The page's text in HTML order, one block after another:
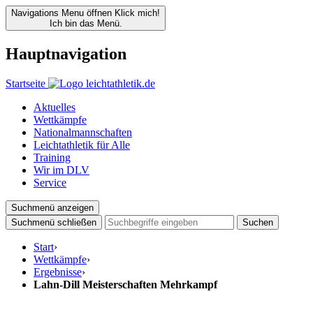
Navigations Menu öffnen Klick mich!
Ich bin das Menü.
Hauptnavigation
Startseite
Aktuelles
Wettkämpfe
Nationalmannschaften
Leichtathletik für Alle
Training
Wir im DLV
Service
Suchmenü anzeigen
Suchmenü schließen
Suchen
Start›
Wettkämpfe›
Ergebnisse›
Lahn-Dill Meisterschaften Mehrkampf